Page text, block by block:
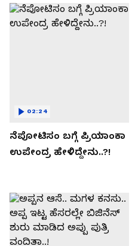
ನೆಪೋಟಿಸಂ ಬಗ್ಗೆ ಪ್ರಿಯಾಂಕಾ
ಉಪೇಂದ್ರ ಹೇಳಿದ್ದೇನು..?!
02:24